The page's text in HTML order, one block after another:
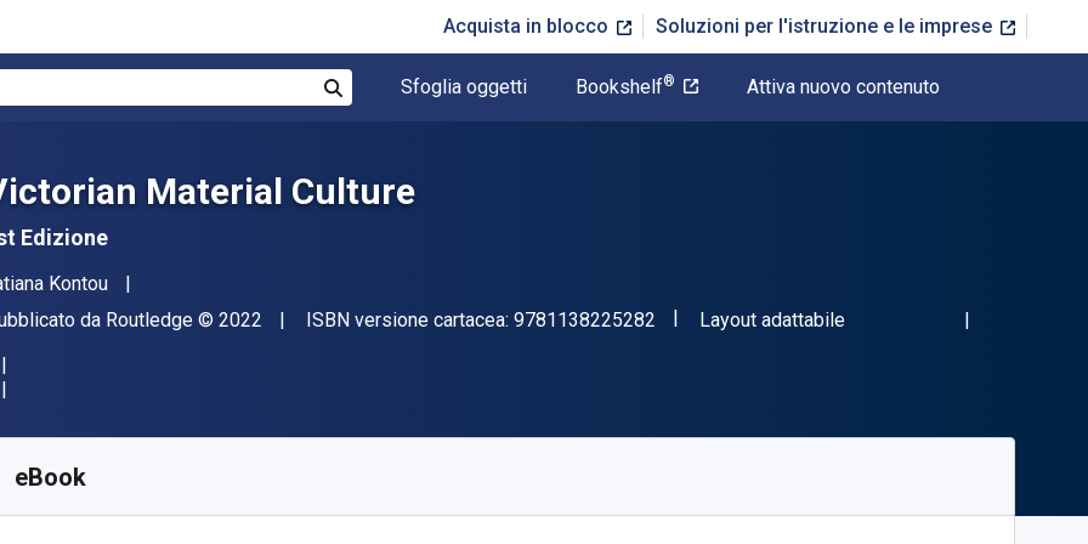
Acquista in blocco Soluzioni per l'istruzione e le imprese
Sfoglia oggetti Bookshelf® Attiva nuovo contenuto
Material Culture
Edizione
Kontou
da Routledge Copyright
© 2022 ISBN versione cartacea: 9781138225282 "ISBN-13 9781138225282"
Formato
Layout adattabile
eBook